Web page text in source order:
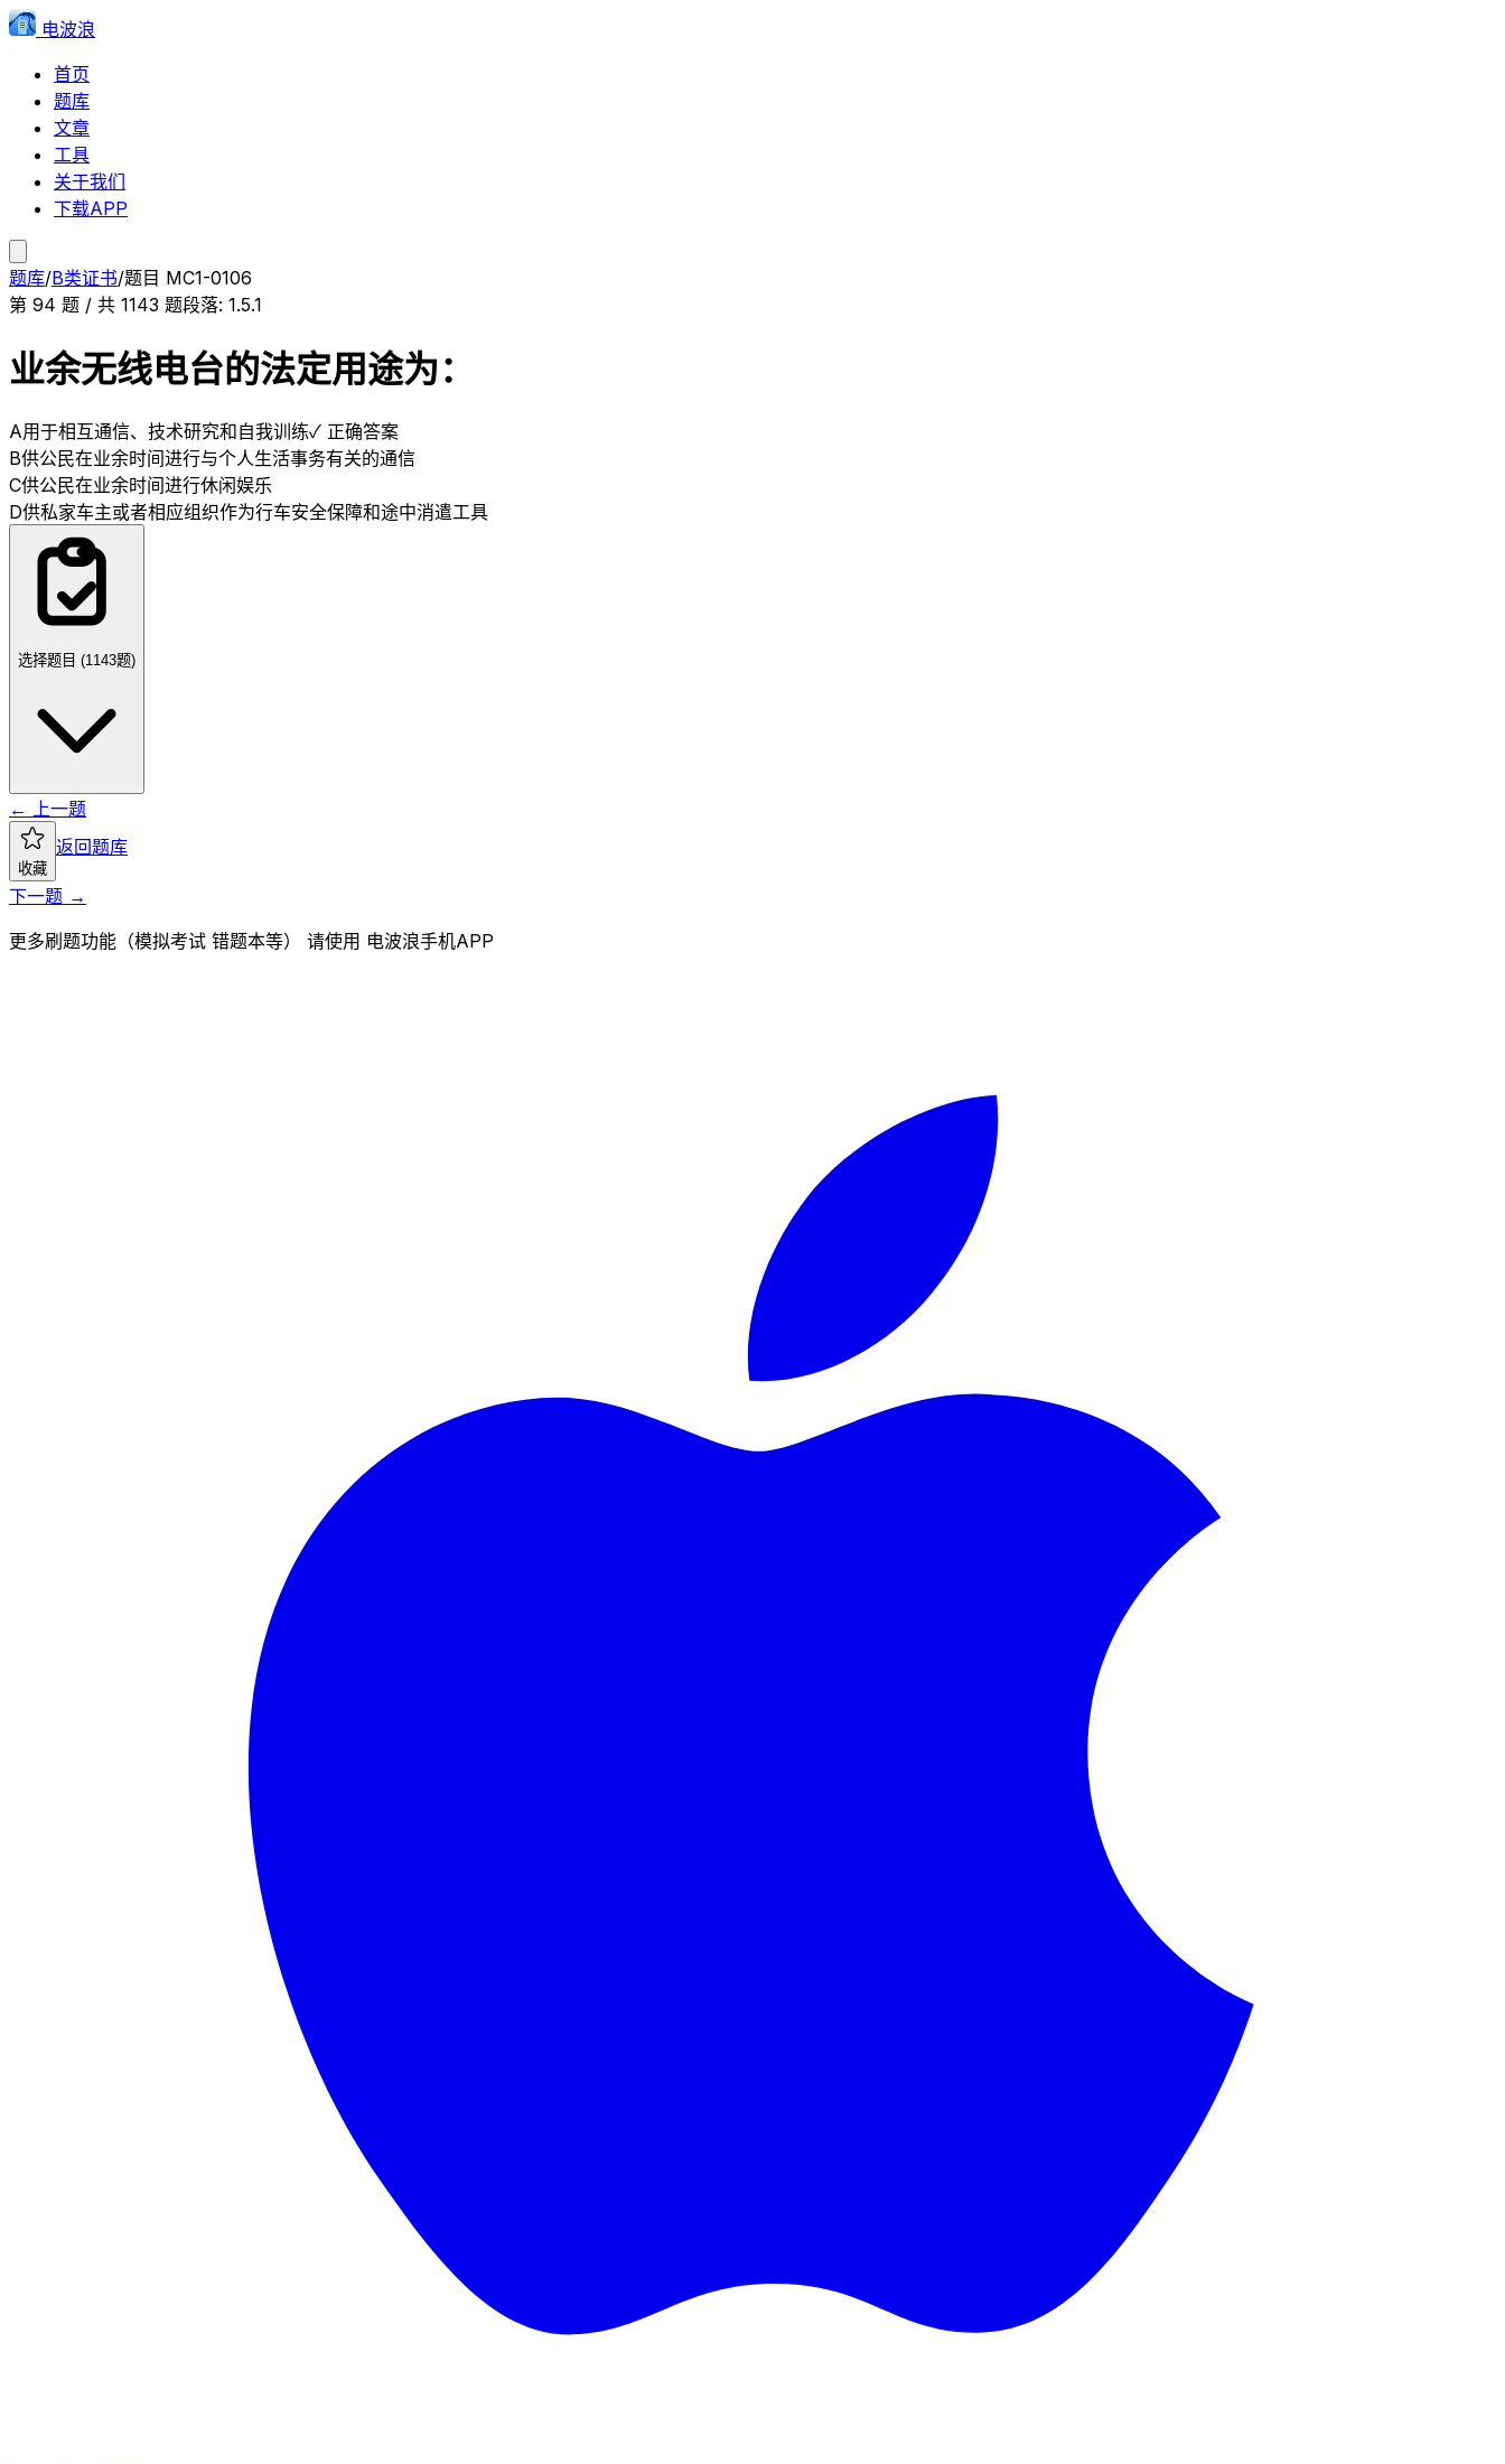
电波浪
首页
题库
文章
工具
关于我们
下载APP
题库/B类证书/题目 MC1-0106
第 94 题 / 共 1143 题段落: 1.5.1
业余无线电台的法定用途为：
A用于相互通信、技术研究和自我训练✓ 正确答案
B供公民在业余时间进行与个人生活事务有关的通信
C供公民在业余时间进行休闲娱乐
D供私家车主或者相应组织作为行车安全保障和途中消遣工具
选择题目 (1143题)
← 上一题
收藏
返回题库
下一题 →
更多刷题功能（模拟考试 错题本等） 请使用 电波浪手机APP